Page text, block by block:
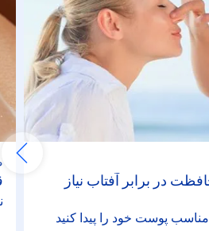
در برابر آفتاب نیاز
پوست خود را پیدا کنید